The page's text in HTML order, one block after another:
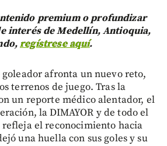
premium o profundizar
interés de Medellín, Antioquia,
regístrese aquí.
afronta un nuevo reto,
terrenos de juego. Tras la
un reporte médico alentador, el
la DIMAYOR y de todo el
el reconocimiento hacia
una huella con sus goles y su